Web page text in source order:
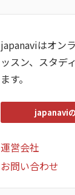
japanaviはオン
ッスン、スタデ
ます。
japanavi
運営会社
お問い合わせ